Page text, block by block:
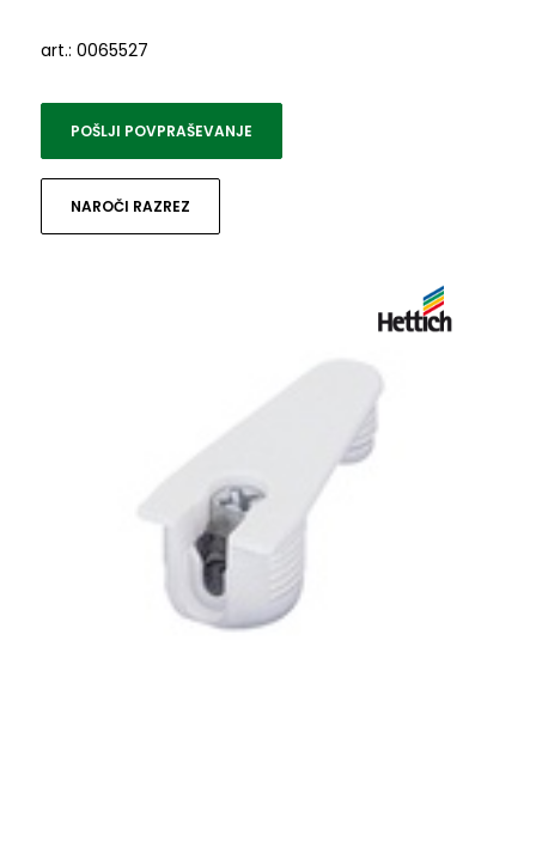
art.: 0065527
POŠLJI POVPRAŠEVANJE
NAROČI RAZREZ